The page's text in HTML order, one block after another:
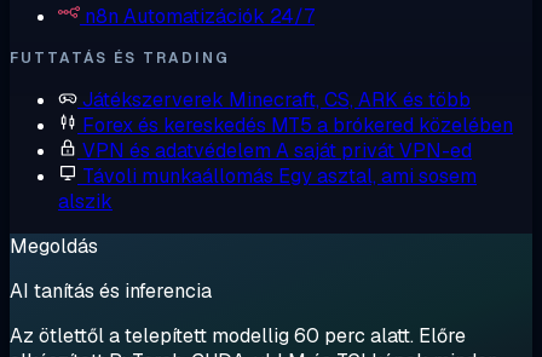
n8n Automatizációk 24/7
FUTTATÁS ÉS TRADING
Játékszerverek Minecraft, CS, ARK és több
Forex és kereskedés MT5 a brókered közelében
VPN és adatvédelem A saját privát VPN-ed
Távoli munkaállomás Egy asztal, ami sosem
alszik
Megoldás
AI tanítás és inferencia
Az ötlettől a telepített modellig 60 perc alatt. Előre